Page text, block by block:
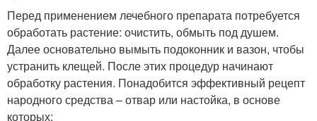
Перед применением лечебного препарата потребуется
обработать растение: очистить, обмыть под душем.
Далее основательно вымыть подоконник и вазон, чтобы
устранить клещей. После этих процедур начинают
обработку растения. Понадобится эффективный рецепт
народного средства – отвар или настойка, в основе
которых: